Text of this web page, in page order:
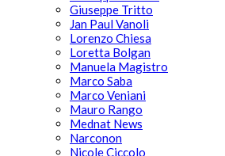
Giuseppe Tritto
Jan Paul Vanoli
Lorenzo Chiesa
Loretta Bolgan
Manuela Magistro
Marco Saba
Marco Veniani
Mauro Rango
Mednat News
Narconon
Nicole Ciccolo